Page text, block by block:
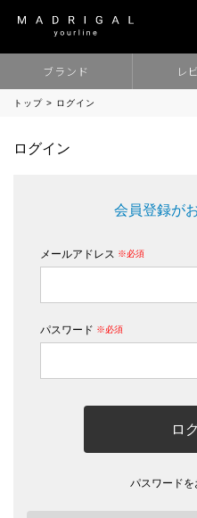
ブランド レ
トップ ログイン
ログイン
会員登録が
メールアドレス
(必須)
パスワード
(必須)
ロ
パスワードを